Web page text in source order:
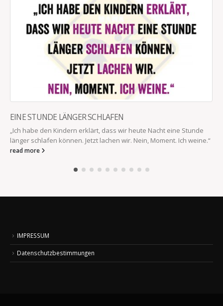
EINE STUNDE LÄNGER SCHLAFEN
„Ich habe den Kindern erklärt, dass wir heute Nacht eine Stunde
länger schlafen können. Jetzt lachen wir. Nein, Moment. Ich weine.“
read more
IMPRESSUM
Datenschutzbestimmungen